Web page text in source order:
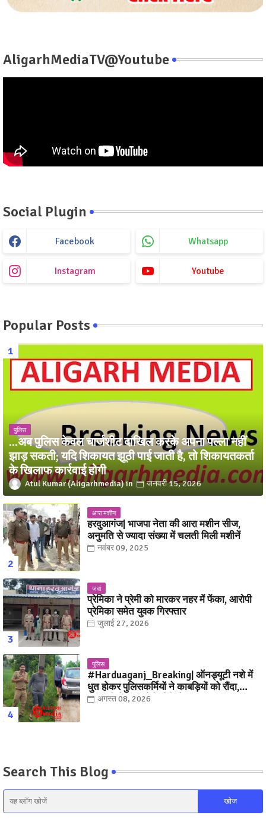
AligarhMediaTV@Youtube
Social Plugin
Facebook Whatsapp
Instagram Youtube
Popular Posts
पुलिस
...अब पुलिस केवल चार्जशीट दाखिल करके अपना पल्ला नहीं
झाड़ सकती; यदि शिकायत झूठी पाई जाती है, तो शिकायतकर्ता
के खिलाफ कार्रवाई होगी
Atul Kumar (Aligarhmedia) जनवरी 15, 2026
आरा मशीन
हरदुआगंज| भाजपा नेता की आरा मशीन सीज,
अनुमति से ज्यादा संख्या में चलती मिली मशीनें
नवंबर 09, 2025
जवां
प्रेमिका ने प्रेमी को मारकर नहर में फेंका, आरोपी
प्रेमिका समेत युवक गिरफ्तार
जुलाई 27, 2026
पुलिस
#Harduaganj_Breaking| ऑनड्यूटी नशे में
धुत होकर पुलिसकर्मियों ने काबड़ियों को रौंदा,
ग्रामीणों ने धर दबोचे! देखिये, Video
अगस्त 08, 2026
Search This Blog